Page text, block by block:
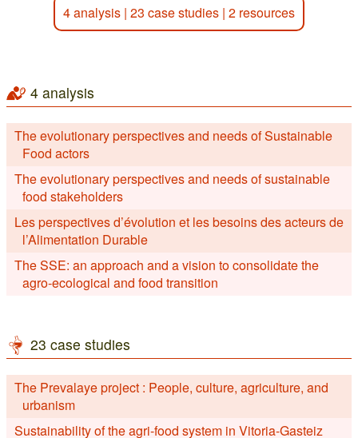
4 analysis | 23 case studies | 2 resources
4 analysis
The evolutionary perspectives and needs of Sustainable
Food actors
The evolutionary perspectives and needs of sustainable
food stakeholders
Les perspectives d’évolution et les besoins des acteurs de
l’Alimentation Durable
The SSE: an approach and a vision to consolidate the
agro-ecological and food transition
23 case studies
The Prevalaye project : People, culture, agriculture, and
urbanism
Sustainability of the agri-food system in Vitoria-Gasteiz